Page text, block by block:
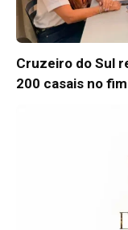
Cruzeiro do Sul
200 casais no